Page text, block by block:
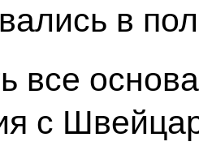
в
все
с